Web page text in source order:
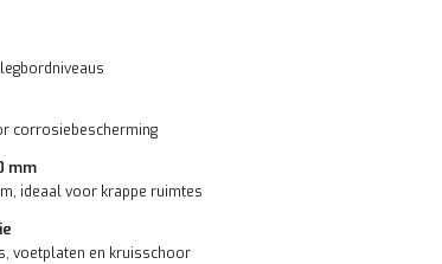
corrosiebescherming
mm
ideaal voor krappe ruimtes
voetplaten en kruisschoor